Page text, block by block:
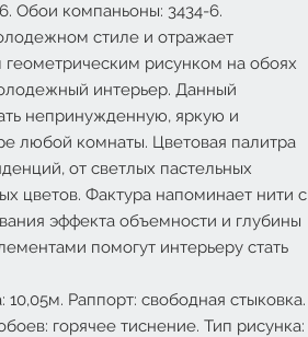
Обои компаньоны: 3434-6.
стиле и отражает
рисунком на обоях
интерьер. Данный
непринужденную, яркую и
любой комнаты. Цветовая палитра
от светлых пастельных
цветов. Фактура напоминает нити с
эффекта объемности и глубины
помогут интерьеру стать
Раппорт: свободная стыковка.
горячее тиснение. Тип рисунка: